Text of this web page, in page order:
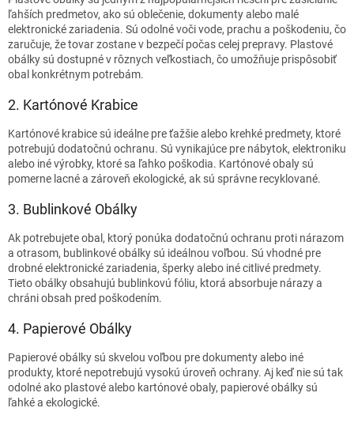
ľahších predmetov, ako sú oblečenie, dokumenty alebo malé
elektronické zariadenia. Sú odolné voči vode, prachu a poškodeniu, čo
zaručuje, že tovar zostane v bezpečí počas celej prepravy. Plastové
obálky sú dostupné v rôznych veľkostiach, čo umožňuje prispôsobiť
obal konkrétnym potrebám.
2. Kartónové Krabice
Kartónové krabice sú ideálne pre ťažšie alebo krehké predmety, ktoré
potrebujú dodatočnú ochranu. Sú vynikajúce pre nábytok, elektroniku
alebo iné výrobky, ktoré sa ľahko poškodia. Kartónové obaly sú
pomerne lacné a zároveň ekologické, ak sú správne recyklované.
3. Bublinkové Obálky
Ak potrebujete obal, ktorý ponúka dodatočnú ochranu proti nárazom
a otrasom, bublinkové obálky sú ideálnou voľbou. Sú vhodné pre
drobné elektronické zariadenia, šperky alebo iné citlivé predmety.
Tieto obálky obsahujú bublinkovú fóliu, ktorá absorbuje nárazy a
chráni obsah pred poškodením.
4. Papierové Obálky
Papierové obálky sú skvelou voľbou pre dokumenty alebo iné
produkty, ktoré nepotrebujú vysokú úroveň ochrany. Aj keď nie sú tak
odolné ako plastové alebo kartónové obaly, papierové obálky sú
ľahké a ekologické.